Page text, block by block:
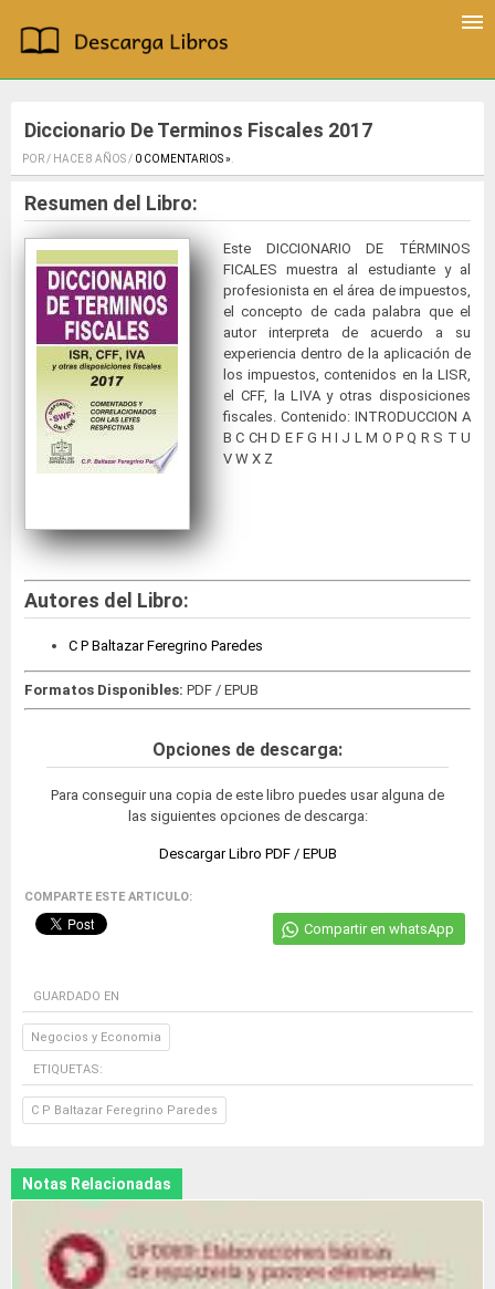
Diccionario De Terminos Fiscales 2017
POR / HACE 8 AÑOS / 0 COMENTARIOS ».
Resumen del Libro:
Este DICCIONARIO DE TÉRMINOS
FICALES muestra al estudiante y al
profesionista en el área de impuestos,
el concepto de cada palabra que el
autor interpreta de acuerdo a su
experiencia dentro de la aplicación de
los impuestos, contenidos en la LISR,
el CFF, la LIVA y otras disposiciones
fiscales. Contenido: INTRODUCCION A
B C CH D E F G H I J L M O P Q R S T U
V W X Z
Autores del Libro:
C P Baltazar Feregrino Paredes
Formatos Disponibles: PDF / EPUB
Opciones de descarga:
Para conseguir una copia de este libro puedes usar alguna de
las siguientes opciones de descarga:
Descargar Libro PDF / EPUB
COMPARTE ESTE ARTICULO:
Compartir en whatsApp
GUARDADO EN
Negocios y Economia
ETIQUETAS:
C P Baltazar Feregrino Paredes
Notas Relacionadas